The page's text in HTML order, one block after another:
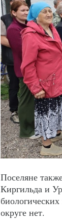
Поселяне
Киргильда и
округе нет.